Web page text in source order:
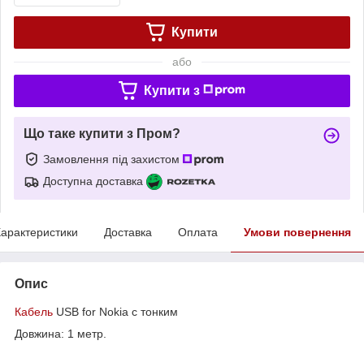
Купити
або
Купити з
Що таке купити з Пром?
Замовлення під захистом
Доступна доставка
Доставка Оплата Умови повернення
Опис
Кабель USB for Nokia с тонким
Довжина: 1 метр.